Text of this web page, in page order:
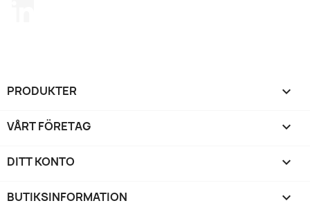
PRODUKTER 
VÅRT FÖRETAG 
DITT KONTO 
BUTIKSINFORMATION keyboard_arrow_down